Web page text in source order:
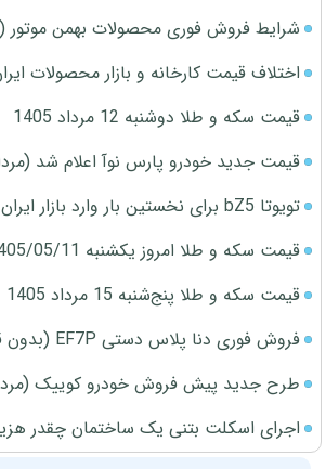
شرایط فروش فوری محصولات بهمن موتور
اختلاف قیمت کارخانه و بازار محصولات
قیمت سکه و طلا دوشنبه 12 مرداد 1405
قیمت جدید خودرو پارس نوآ اعلام شد (مرداد
تویوتا bZ5 برای نخستین بار وارد بازار ایران می‌شود
قیمت سکه و طلا امروز یکشنبه 1405/05/11
قیمت سکه و طلا پنج‌شنبه 15 مرداد 1405
فروش فوری دنا پلاس دستی EF7P (بدون قرعه کشی)
طرح جدید پیش فروش خودرو کوییک (مرداد
اجرای اسکلت بتنی یک ساختمان چقدر